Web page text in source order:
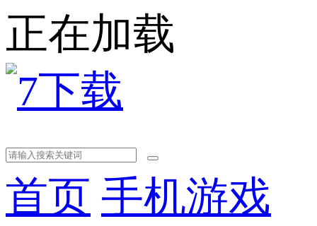
正在加载
首页 手机游戏